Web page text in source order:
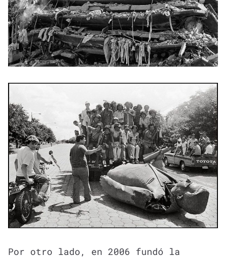
Por otro lado, en 2006 fundó la